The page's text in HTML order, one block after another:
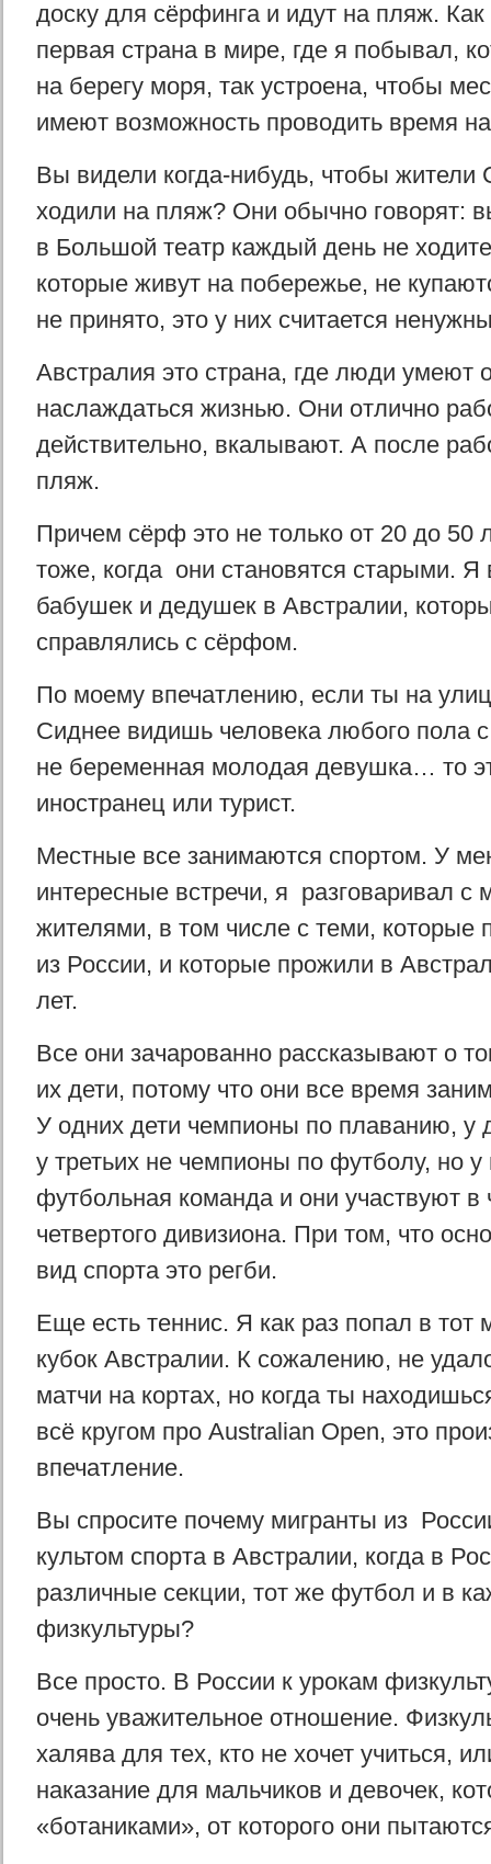
доску для сёрфинга и идут на пляж.
первая страна в мире, где я побывал,
на берегу моря, так устроена, чтобы
имеют возможность проводить время
Вы видели когда-нибудь, чтобы жители
ходили на пляж? Они обычно говорят:
в Большой театр каждый день не
которые живут на побережье, не
не принято, это у них считается
Австралия это страна, где люди умеют
наслаждаться жизнью. Они отлично
действительно, вкалывают. А после
пляж.
Причем сёрф это не только от 20 до 50
тоже, когда они становятся старыми. Я
бабушек и дедушек в Австралии,
справлялись с сёрфом.
По моему впечатлению, если ты на
Сиднее видишь человека любого пола
не беременная молодая девушка… то
иностранец или турист.
Местные все занимаются спортом. У
интересные встречи, я разговаривал с
жителями, в том числе с теми, которые
из России, и которые прожили в
лет.
Все они зачарованно рассказывают о
их дети, потому что они все время
У одних дети чемпионы по плаванию, у
у третьих не чемпионы по футболу, но у
футбольная команда и они участвуют в
четвертого дивизиона. При том, что
вид спорта это регби.
Еще есть теннис. Я как раз попал в тот
кубок Австралии. К сожалению, не
матчи на кортах, но когда ты
всё кругом про Australian Open, это
впечатление.
Вы спросите почему мигранты из
культом спорта в Австралии, когда в
различные секции, тот же футбол и в
физкультуры?
Все просто. В России к урокам
очень уважительное отношение.
халява для тех, кто не хочет учиться,
наказание для мальчиков и девочек,
«ботаниками», от которого они